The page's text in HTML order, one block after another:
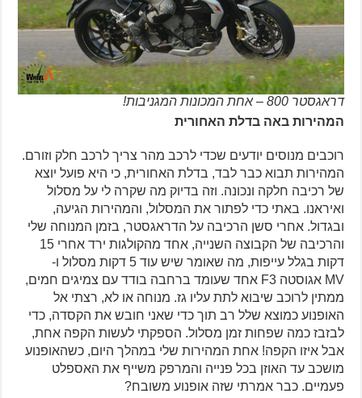
דראגסטר 800 – אחת המכונות המגניבות!
המהירות באה בדלת האחורית
רוכבים מנוסים יודעים שכדי לרכב מהר צריך לרכב חלק וזורם.
המהירות תבוא כבר לבד, בדלת האחורית, כי היא פועל יוצא
של רכיבה חלקה ונכונה. וזה בדיוק מה שקרה לי על מסלול
ואיראנו. באתי כדי לפתור את המסלול, והמהירות הגיעה,
ובגדול. אחרי סשן הרכיבה על הדראגסטר, בזמן המנוחה שלי
והרכיבה של הקבוצה השנייה, אחד מהקולגות ירד אחרי 15
דקות בגלל עייפות, מה שאומר שיש עוד 5 דקות מסלול ו-
MV אגוסטה F3 אחד שעומד ברחבה בודד עם צמיגים חמים,
ממתין לרוכב שיבוא לתת עליו גז. מנוחה או לא, רצתי אל
האופנוע כמוצא שלל רב תוך כדי שאני חובש את הקסדה, כדי
לבזבז כמה שפחות זמן מסלול. הספקתי לעשות הקפה אחת,
אבל איזו הקפה! אחת המהירות שלי במהלך היום, כשהאופנוע
מושכב עד האוזן בכל פנייה והמרפק משייף את האספלט
פעמיים. כבר אמרתי שזה אופנוע משובח?